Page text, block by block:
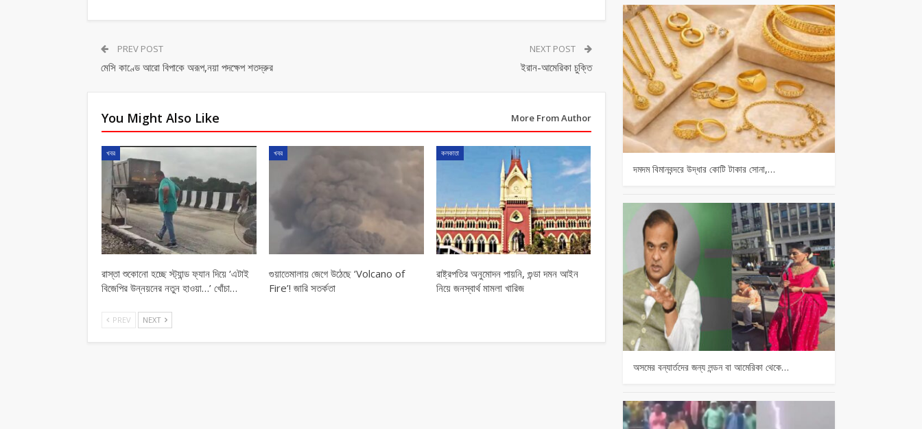
PREV POST
মেসি কাণ্ডে আরো বিপাকে অরূপ,নয়া পদক্ষেপ শতদ্রুর
NEXT POST
ইরান-আমেরিকা চুক্তি
You Might Also Like More From Author
খবর
রাস্তা শুকোনো হচ্ছে স্ট্যান্ড ফ্যান দিয়ে ‘এটাই
বিজেপির উন্নয়নের নতুন হাওয়া…’ খোঁচা…
খবর
গুয়াতেমালায় জেগে উঠেছে ‘Volcano of
Fire’! জারি সতর্কতা
কলকাতা
রাষ্ট্রপতির অনুমোদন পায়নি, গুন্ডা দমন আইন
নিয়ে জনস্বার্থ মামলা খারিজ
PREV NEXT
দমদম বিমানবন্দরে উদ্ধার কোটি টাকার সোনা,…
অসমের বন্যার্তদের জন্য লন্ডন বা আমেরিকা থেকে…